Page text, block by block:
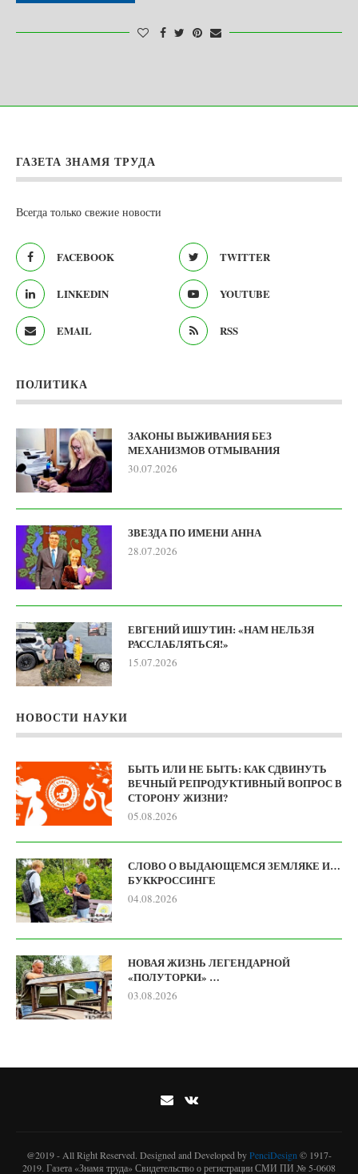
ГАЗЕТА ЗНАМЯ ТРУДА
Всегда только свежие новости
FACEBOOK TWITTER
LINKEDIN YOUTUBE
EMAIL RSS
ПОЛИТИКА
ЗАКОНЫ ВЫЖИВАНИЯ БЕЗ
МЕХАНИЗМОВ ОТМЫВАНИЯ
30.07.2026
ЗВЕЗДА ПО ИМЕНИ АННА
28.07.2026
ЕВГЕНИЙ ИШУТИН: «НАМ НЕЛЬЗЯ
РАССЛАБЛЯТЬСЯ!»
15.07.2026
НОВОСТИ НАУКИ
БЫТЬ ИЛИ НЕ БЫТЬ: КАК СДВИНУТЬ
ВЕЧНЫЙ РЕПРОДУКТИВНЫЙ ВОПРОС В
СТОРОНУ ЖИЗНИ?
05.08.2026
СЛОВО О ВЫДАЮЩЕМСЯ ЗЕМЛЯКЕ И…
БУККРОССИНГЕ
04.08.2026
НОВАЯ ЖИЗНЬ ЛЕГЕНДАРНОЙ
«ПОЛУТОРКИ» …
03.08.2026
@2019 - All Right Reserved. Designed and Developed byPenciDesign © 1917-
2019. Газета «Знамя труда» Свидетельство о регистрации СМИ ПИ № 5-0608